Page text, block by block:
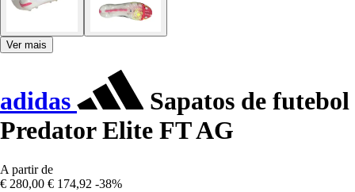
Ver mais
adidas
Sapatos de futebol
Predator Elite FT AG
A partir de
€ 280,00 € 174,92 -38%